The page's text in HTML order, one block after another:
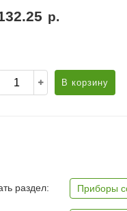
р.
В корзину
раздел: Приборы